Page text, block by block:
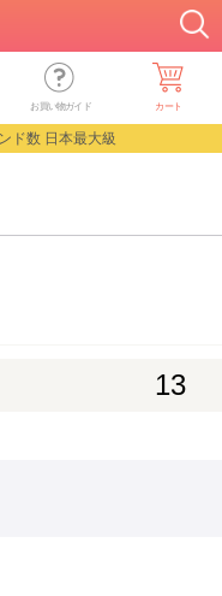
お買い物ガイド カート
ド数 日本最大級
13